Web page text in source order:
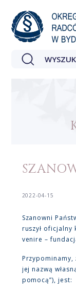
2022-04-15
Szanowni
ruszył oficjalny
venire –
Przypominamy,
jej nazwą
pomocą”), jest: